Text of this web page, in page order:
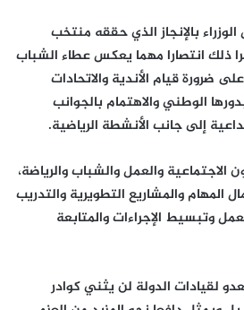
بالإنجاز الذي حققه منتخب
ذلك انتصارا مهما يعكس عطاء الشباب
ضرورة قيام الأندية والاتحادات
الوطني والاهتمام بالجوانب
إلى جانب الأنشطة الرياضية.
الاجتماعية والعمل والشباب والرياضة،
والمشاريع التطويرية والتدريب
وتبسيط الإجراءات والمتابعة
لقيادات الدولة لن يثني كوادر